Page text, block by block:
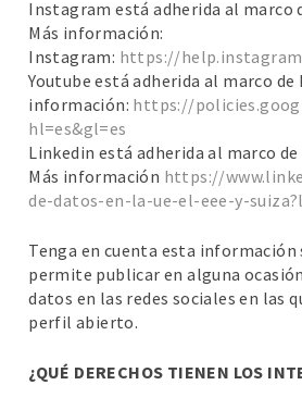
Instagram está adherida al marco
Más información:
Instagram: https://
Youtube está adherida al marco de
información: https://
hl=es&gl=es
Linkedin está adherida al marco de
Más información https://
de-datos-en-la-ue-el-eee-y-
Tenga en cuenta esta información
permite publicar en alguna
datos en las redes sociales en las
perfil abierto.
¿QUÉ DERECHOS TIENEN LOS